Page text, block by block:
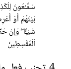
سَمَّـٰعُونَ
بَيْنَهُمْ أَوْ
شَيْـًۭٔا ۖ وَإِنْ
ٱلْمُقْسِطِينَ